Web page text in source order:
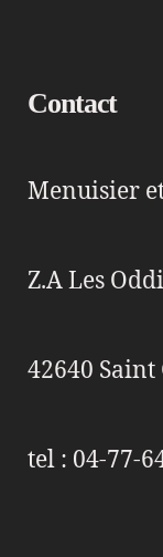
Contact
Menuisier
Z.A Les
42640
tel : 04-77-